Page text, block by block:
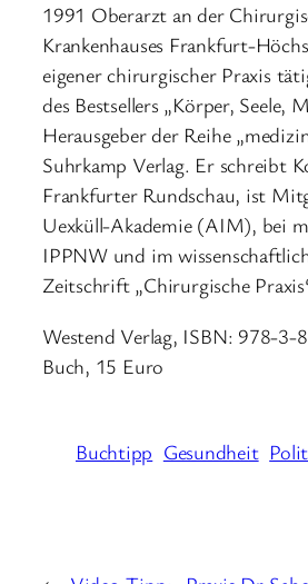
1991 Oberarzt an der
Krankenhauses Frankfurt-
eigener chirurgischer Praxis
des Bestsellers „Körper, Seele,
Herausgeber der Reihe
Suhrkamp Verlag. Er schreibt
Frankfurter Rundschau, ist
Uexküll-Akademie (AIM), bei
IPPNW und im
Zeitschrift „Chirurgische
Westend Verlag, ISBN: 978-
Buch, 15 Euro
Buchtipp Gesundheit